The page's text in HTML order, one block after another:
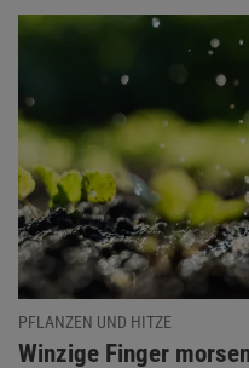
PFLANZEN UND HITZE
:
Winzige Finger